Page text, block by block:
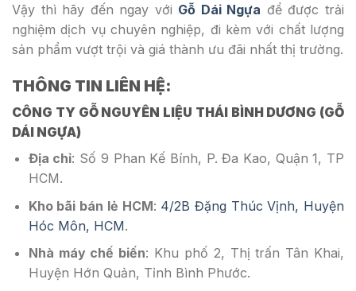
Vậy thì hãy đến ngay với Gỗ Dái Ngựa để được trải
nghiệm dịch vụ chuyên nghiệp, đi kèm với chất lượng
sản phẩm vượt trội và giá thành ưu đãi nhất thị trường.
THÔNG TIN LIÊN HỆ:
CÔNG TY GỖ NGUYÊN LIỆU THÁI BÌNH DƯƠNG (GỖ
DÁI NGỰA)
Địa chỉ: Số 9 Phan Kế Bính, P. Đa Kao, Quận 1, TP
HCM.
Kho bãi bán lẻ HCM: 4/2B Đặng Thúc Vịnh, Huyện
Hóc Môn, HCM.
Nhà máy chế biến: Khu phố 2, Thị trấn Tân Khai,
Huyện Hớn Quản, Tỉnh Bình Phước.